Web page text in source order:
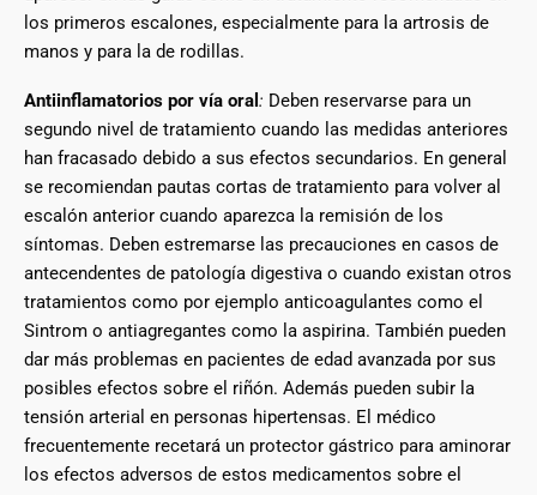
los primeros escalones, especialmente para la artrosis de
manos y para la de rodillas.
Antiinflamatorios por vía oral : Deben reservarse para un
segundo nivel de tratamiento cuando las medidas anteriores
han fracasado debido a sus efectos secundarios. En general
se recomiendan pautas cortas de tratamiento para volver al
escalón anterior cuando aparezca la remisión de los
síntomas. Deben estremarse las precauciones en casos de
antecendentes de patología digestiva o cuando existan otros
tratamientos como por ejemplo anticoagulantes como el
Sintrom o antiagregantes como la aspirina. También pueden
dar más problemas en pacientes de edad avanzada por sus
posibles efectos sobre el riñón. Además pueden subir la
tensión arterial en personas hipertensas. El médico
frecuentemente recetará un protector gástrico para aminorar
los efectos adversos de estos medicamentos sobre el